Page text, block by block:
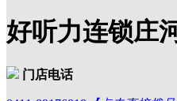
好听力连锁庄
门店电话